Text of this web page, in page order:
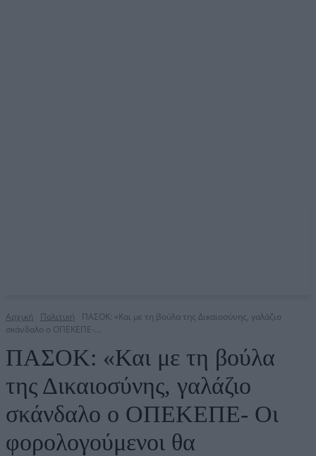
Αρχική Πολιτική
ΠΑΣΟΚ: «Και με τη βούλα της Δικαιοσύνης, γαλάζιο
σκάνδαλο ο ΟΠΕΚΕΠΕ-...
ΠΑΣΟΚ: «Και με τη βούλα
της Δικαιοσύνης, γαλάζιο
σκάνδαλο ο ΟΠΕΚΕΠΕ- Οι
φορολογούμενοι θα